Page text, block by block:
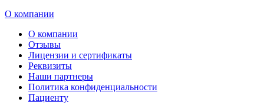
О компании
О компании
Отзывы
Лицензии и сертификаты
Реквизиты
Наши партнеры
Политика конфиденциальности
Пациенту